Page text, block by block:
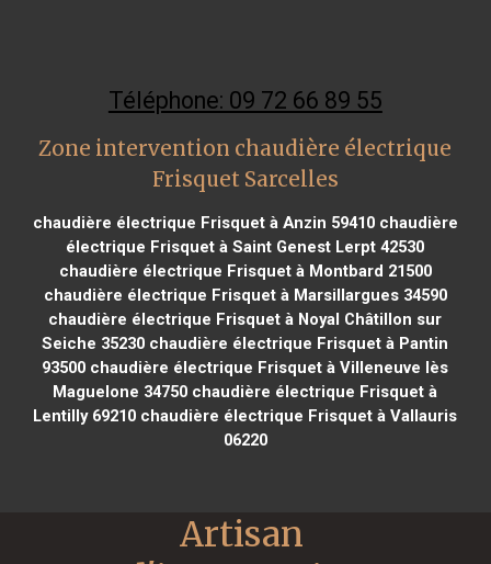
Téléphone: 09 72 66 89 55
Zone intervention chaudière électrique
Frisquet Sarcelles
chaudière électrique Frisquet à Anzin 59410chaudière
électrique Frisquet à Saint Genest Lerpt 42530
chaudière électrique Frisquet à Montbard 21500
chaudière électrique Frisquet à Marsillargues 34590
chaudière électrique Frisquet à Noyal Châtillon sur
Seiche 35230 chaudière électrique Frisquet à Pantin
93500 chaudière électrique Frisquet à Villeneuve lès
Maguelone 34750 chaudière électrique Frisquet à
Lentilly 69210 chaudière électrique Frisquet à Vallauris
06220
Artisan